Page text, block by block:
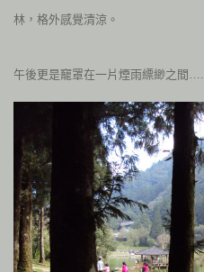
林，格外感覺清涼。
午後更是竉罩在一片煙雨縹緲之間….